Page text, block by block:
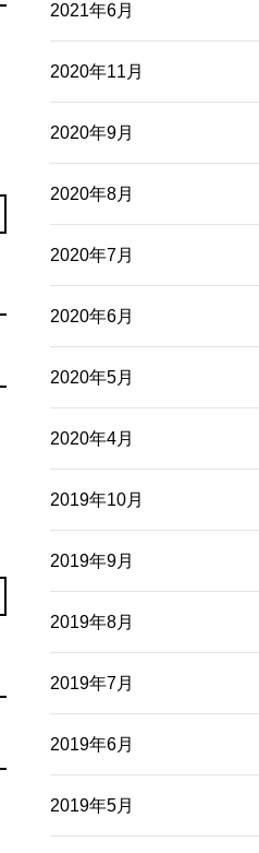
2021年6月
2020年11月
2020年9月
2020年8月
2020年7月
2020年6月
2020年5月
2020年4月
2019年10月
2019年9月
2019年8月
2019年7月
2019年6月
2019年5月